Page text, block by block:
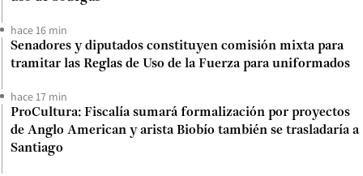
hace 16 min
Senadores y diputados constituyen comisión mixta para
tramitar las Reglas de Uso de la Fuerza para uniformados
hace 17 min
ProCultura: Fiscalía sumará formalización por proyectos
de Anglo American y arista Biobío también se trasladaría a
Santiago